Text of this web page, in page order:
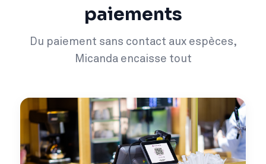
paiements
Du paiement sans contact aux espèces,
Micanda encaisse tout